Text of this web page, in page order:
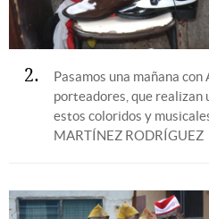
2
Pasamos una mañana con
porteadores, que realizan
estos coloridos y
MARTÍNEZ RODRÍGUEZ